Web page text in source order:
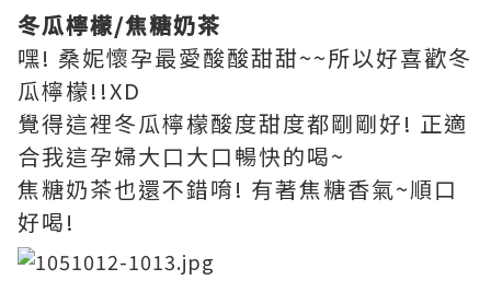
冬瓜檸檬/焦糖奶茶
嘿! 桑妮懷孕最愛酸酸甜甜~~所以好喜歡冬
瓜檸檬!!XD
覺得這裡冬瓜檸檬酸度甜度都剛剛好! 正適
合我這孕婦大口大口暢快的喝~
焦糖奶茶也還不錯唷! 有著焦糖香氣~順口
好喝!